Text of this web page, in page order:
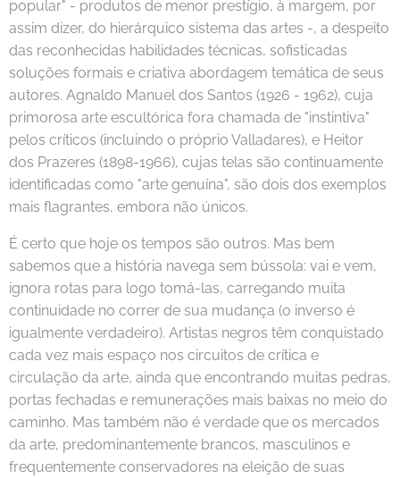
popular" - produtos de menor prestígio, à margem, por
assim dizer, do hierárquico sistema das artes -, a despeito
das reconhecidas habilidades técnicas, sofisticadas
soluções formais e criativa abordagem temática de seus
autores. Agnaldo Manuel dos Santos (1926 - 1962), cuja
primorosa arte escultórica fora chamada de "instintiva"
pelos críticos (incluindo o próprio Valladares), e Heitor
dos Prazeres (1898-1966), cujas telas são continuamente
identificadas como "arte genuína", são dois dos exemplos
mais flagrantes, embora não únicos.
É certo que hoje os tempos são outros. Mas bem
sabemos que a história navega sem bússola: vai e vem,
ignora rotas para logo tomá-las, carregando muita
continuidade no correr de sua mudança (o inverso é
igualmente verdadeiro). Artistas negros têm conquistado
cada vez mais espaço nos circuitos de crítica e
circulação da arte, ainda que encontrando muitas pedras,
portas fechadas e remunerações mais baixas no meio do
caminho. Mas também não é verdade que os mercados
da arte, predominantemente brancos, masculinos e
frequentemente conservadores na eleição de suas